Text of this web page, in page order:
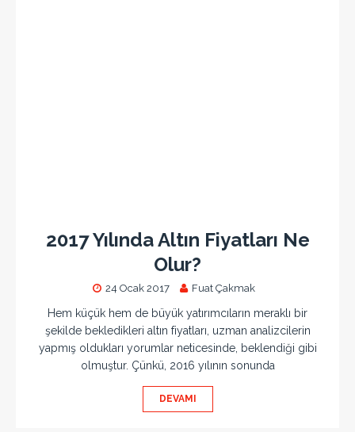
2017 Yılında Altın Fiyatları Ne
Olur?
24 Ocak 2017 Fuat Çakmak
Hem küçük hem de büyük yatırımcıların meraklı bir
şekilde bekledikleri altın fiyatları, uzman analizcilerin
yapmış oldukları yorumlar neticesinde, beklendiği gibi
olmuştur. Çünkü, 2016 yılının sonunda
DEVAMI